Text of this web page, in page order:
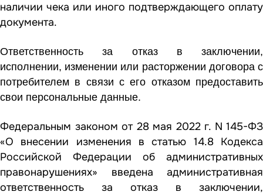
наличии чека или иного подтверждающего оплату
документа.
Ответственность за отказ в заключении,
исполнении, изменении или расторжении договора с
потребителем в связи с его отказом предоставить
свои персональные данные.
Федеральным законом от 28 мая 2022 г. N 145-ФЗ
«О внесении изменения в статью 14.8 Кодекса
Российской Федерации об административных
правонарушениях» введена административная
ответственность за отказ в заключении,